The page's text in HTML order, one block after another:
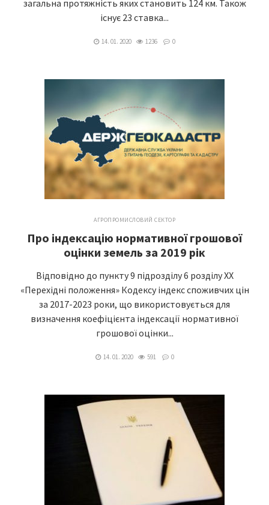
загальна протяжність яких становить 124 км. Також
існує 23 ставка...
14. 01. 2020 1236 0
АГРОПРОМИСЛОВИЙ СЕКТОР
Про індексацію нормативної грошової
оцінки земель за 2019 рік
Відповідно до пункту 9 підрозділу 6 розділу XX
«Перехідні положення» Кодексу індекс споживчих цін
за 2017-2023 роки, що використовується для
визначення коефіцієнта індексації нормативної
грошової оцінки...
14. 01. 2020 591 0